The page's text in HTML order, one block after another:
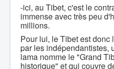
-ici, au Tibet, c'est le
immense avec très peu
millions.
Pour lui, le Tibet est
par les indépendantistes,
lama nomme le "Grand
historique" et qui couvre